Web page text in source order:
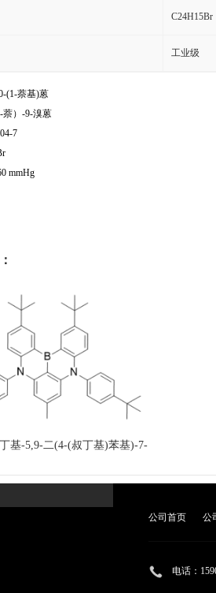
C24H15Br
工业级
(1-萘基)蒽
萘）-9-溴蒽
7
mmHg
基-5,9-二(4-(叔丁基)苯基)-7-
公司首页 公
电话：